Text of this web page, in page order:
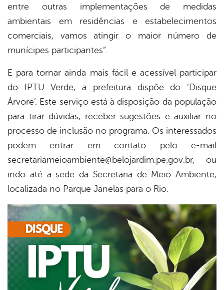
entre outras implementações de medidas
ambientais em residências e estabelecimentos
comerciais, vamos atingir o maior número de
munícipes participantes”.
E para tornar ainda mais fácil e acessível participar
do IPTU Verde, a prefeitura dispõe do ‘Disque
Árvore’. Este serviço está à disposição da população
para tirar dúvidas, receber sugestões e auxiliar no
processo de inclusão no programa. Os interessados
podem entrar em contato pelo e-mail
secretariameioambiente@belojardim.pe.gov.br, ou
indo até a sede da Secretaria de Meio Ambiente,
localizada no Parque Janelas para o Rio.